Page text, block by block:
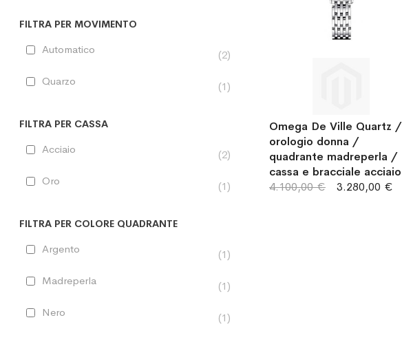
Omega De Ville Quartz /
orologio donna /
quadrante madreperla /
cassa e bracciale acciaio
3.280,00 €
4.100,00 €
FILTRA PER MOVIMENTO
Automatico 2
Quarzo 1
FILTRA PER CASSA
Acciaio 2
Oro 1
FILTRA PER COLORE QUADRANTE
Argento 1
Madreperla 1
Nero 1